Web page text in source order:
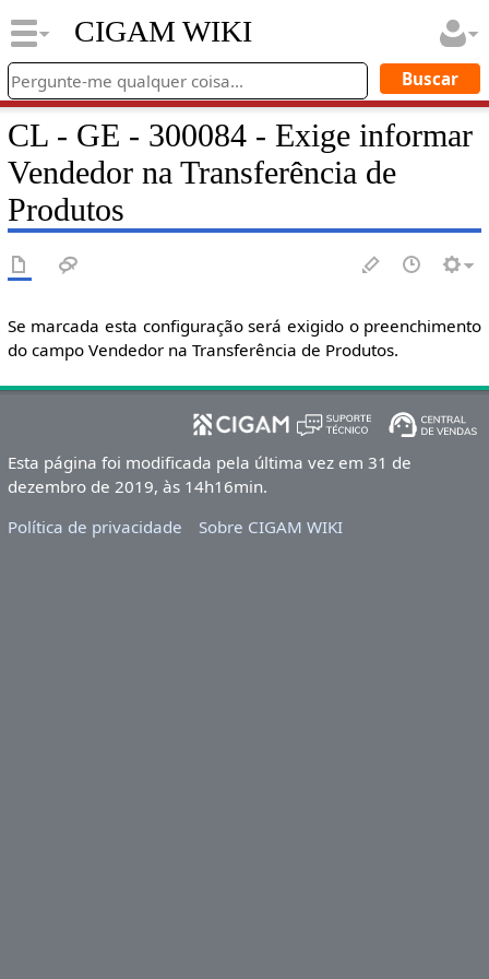
CIGAM WIKI
CL - GE - 300084 - Exige informar
Vendedor na Transferência de
Produtos
Se marcada esta configuração será exigido o preenchimento
do campo Vendedor na Transferência de Produtos.
Esta página foi modificada pela última vez em 31 de
dezembro de 2019, às 14h16min.
Política de privacidade
Sobre CIGAM WIKI